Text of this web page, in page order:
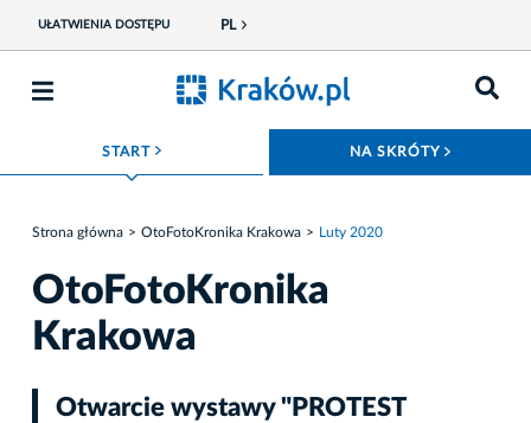
UŁATWIENIA DOSTĘPU PL
START ROZWIŃ MENU NA SKRÓTY
Strona główna OtoFotoKronika Krakowa Luty 2020
OtoFotoKronika
Krakowa
Otwarcie wystawy "PROTEST